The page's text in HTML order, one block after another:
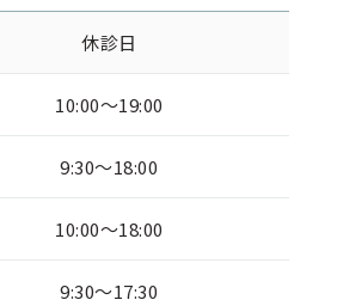
休診日
10:00～19:00
9:30～18:00
10:00～18:00
9:30～17:30